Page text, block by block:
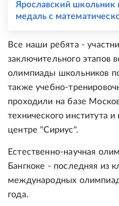
Ярославский школьник
медаль с
Все наши ребята -
заключительного этапов
олимпиады школьников
также учебно-
проходили на базе
технического института
центре "Сириус".
Естественно-научная
Бангкоке - последняя из
международных
года.